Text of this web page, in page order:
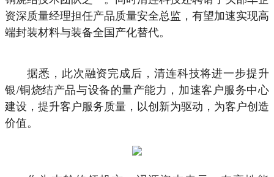
资深质量经理担任产品质量安全总监，有望加速实现⾼
端封装材料与装备全国产化替代。
据悉，此次融资完成后，清连科技将进一步提升
银/铜烧结产品与设备的量产能力，加速客户服务中心
建设，提升客户服务质量，以创新为驱动，为客户创造
价值。